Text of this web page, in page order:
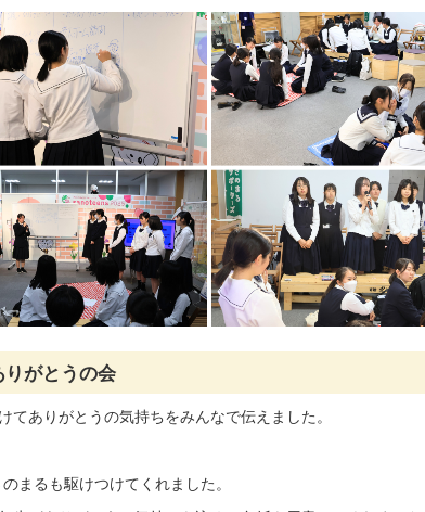
がとうの会
てありがとうの気持ちをみんなで伝えました。
まるも駆けつけてくれました。